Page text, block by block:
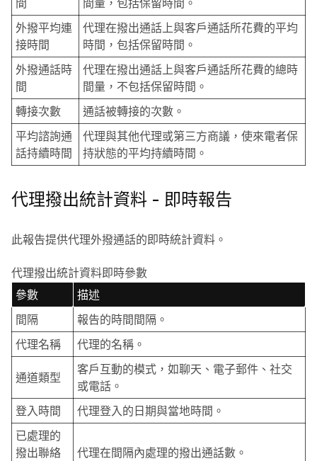
間
間量，包括保留時間。
外撥平均連
接時間
代理在撥出通話上與客戶通話所花費的平均
時間，包括保留時間。
外撥通話時
間
代理在撥出通話上與客戶通話所花費的總時
間量，不包括保留時間。
轉接次數
通話被轉接的次數。
平均諮詢通
話持續時間
代理與其他代理或第三方商議，使來電者保
持狀態的平均持續時間。
代理撥出統計資料 - 即時報告
此報告提供代理外撥通話的即時統計資料。
代理撥出統計資料即時參數
參數
描述
間隔
報告的時間間隔。
代理名稱
代理的名稱。
通道類型
客戶互動的模式，如聊天、電子郵件、社交
或電話。
登入時間
代理登入的日期與當地時間。
已處理的
撥出聯絡
代理在間隔內處理的撥出通話數。